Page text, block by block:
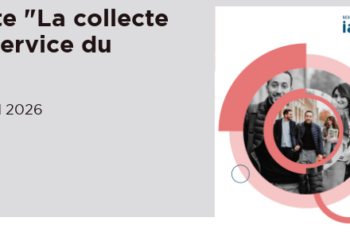
"La collecte
du
2026